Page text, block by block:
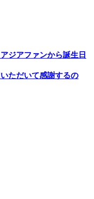
ジアファンから誕生日
ただいて感謝するの